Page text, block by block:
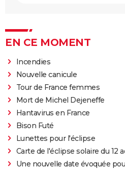
EN CE MOMENT
Incendies
Nouvelle canicule
Tour de France femmes
Mort de Michel Dejeneffe
Hantavirus en France
Bison Futé
Lunettes pour l'éclipse
Carte de l'éclipse solaire du 12
Une nouvelle date évoquée